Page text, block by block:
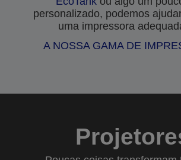
personalizado, podemos
uma impressora
A NOSSA GAMA DE